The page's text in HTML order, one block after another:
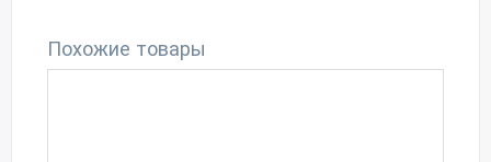
Похожие товары